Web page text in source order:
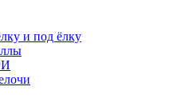
и под ёлку